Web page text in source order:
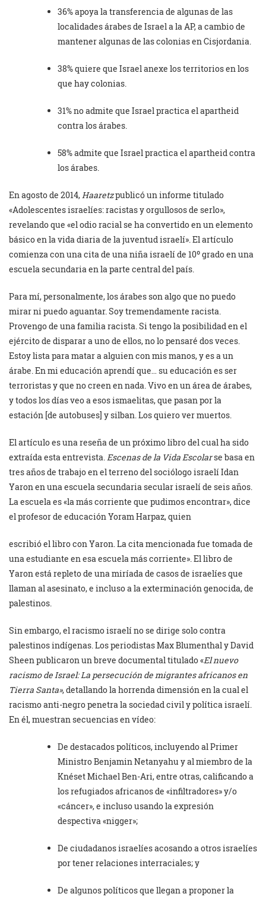
36% apoya la transferencia de algunas de las
localidades árabes de Israel a la AP, a cambio de
mantener algunas de las colonias en Cisjordania.
38% quiere que Israel anexe los territorios en los
que hay colonias.
31% no admite que Israel practica el apartheid
contra los árabes.
58% admite que Israel practica el apartheid contra
los árabes.
En agosto de 2014, Haaretzpublicó un informe titulado
«Adolescentes israelíes: racistas y orgullosos de serlo»,
revelando que «el odio racial se ha convertido en un elemento
básico en la vida diaria de la juventud israelí». El artículo
comienza con una cita de una niña israelí de 10º grado en una
escuela secundaria en la parte central del país.
Para mí, personalmente, los árabes son algo que no puedo
mirar ni puedo aguantar. Soy tremendamente racista.
Provengo de una familia racista. Si tengo la posibilidad en el
ejército de disparar a uno de ellos, no lo pensaré dos veces.
Estoy lista para matar a alguien con mis manos, y es a un
árabe. En mi educación aprendí que… su educación es ser
terroristas y que no creen en nada. Vivo en un área de árabes,
y todos los días veo a esos ismaelitas, que pasan por la
estación [de autobuses] y silban. Los quiero ver muertos.
El artículo es una reseña de un próximo libro del cual ha sido
extraída esta entrevista. Escenas de la Vida Escolarse basa en
tres años de trabajo en el terreno del sociólogo israelí Idan
Yaron en una escuela secundaria secular israelí de seis años.
La escuela es «la más corriente que pudimos encontrar», dice
el profesor de educación Yoram Harpaz, quien
escribió el libro con Yaron. La cita mencionada fue tomada de
una estudiante en esa escuela más corriente». El libro de
Yaron está repleto de una miríada de casos de israelíes que
llaman al asesinato, e incluso a la exterminación genocida, de
palestinos.
Sin embargo, el racismo israelí no se dirige solo contra
palestinos indígenas. Los periodistas Max Blumenthal y David
Sheen publicaron un breve documental titulado «El nuevo
racismo de Israel: La persecución de migrantes africanos en
Tierra Santa», detallando la horrenda dimensión en la cual el
racismo anti-negro penetra la sociedad civil y política israelí.
En él, muestran secuencias en vídeo:
De destacados políticos, incluyendo al Primer
Ministro Benjamin Netanyahu y al miembro de la
Knéset Michael Ben-Ari, entre otras, calificando a
los refugiados africanos de «infiltradores» y/o
«cáncer», e incluso usando la expresión
despectiva «nigger»;
De ciudadanos israelíes acosando a otros israelíes
por tener relaciones interraciales; y
De algunos políticos que llegan a proponer la